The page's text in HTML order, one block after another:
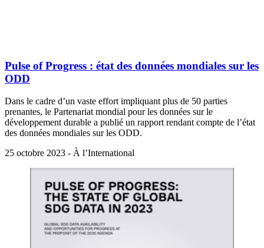
Pulse of Progress : état des données mondiales sur les
ODD
Dans le cadre d’un vaste effort impliquant plus de 50 parties
prenantes, le Partenariat mondial pour les données sur le
développement durable a publié un rapport rendant compte de l’état
des données mondiales sur les ODD.
25 octobre 2023 - À l’International